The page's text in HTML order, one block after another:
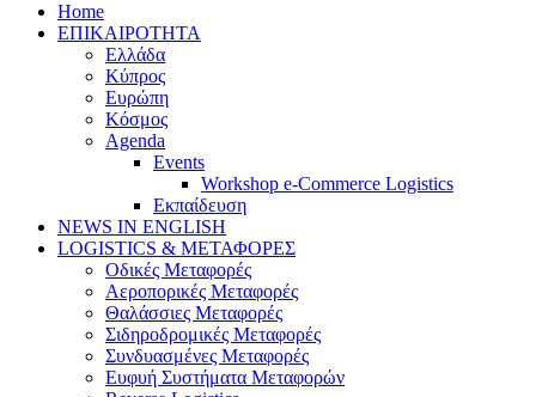
Home
ΕΠΙΚΑΙΡΟΤΗΤΑ
Ελλάδα
Κύπρος
Ευρώπη
Κόσμος
Agenda
Events
Workshop e-Commerce Logistics
Εκπαίδευση
NEWS IN ENGLISH
LOGISTICS & ΜΕΤΑΦΟΡΕΣ
Οδικές Μεταφορές
Αεροπορικές Μεταφορές
Θαλάσσιες Μεταφορές
Σιδηροδρομικές Μεταφορές
Συνδυασμένες Μεταφορές
Ευφυή Συστήματα Μεταφορών